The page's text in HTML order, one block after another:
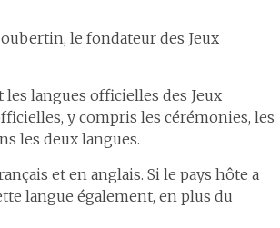
le fondateur des Jeux
langues officielles des Jeux
y compris les cérémonies, les
les deux langues.
et en anglais. Si le pays hôte a
langue également, en plus du